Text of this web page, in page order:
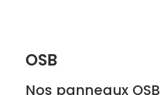
OSB
Nos panneaux